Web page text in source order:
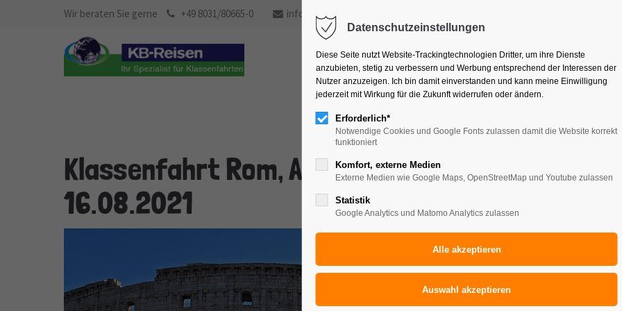
Wir beraten Sie gerne +49 8031/80665-0 info@kb-reisen.de
Klassenfahrten Pilgerreisen Studienreisen
Klassenfahrt Rom, Anne-Frank-
16.08.2021
Datenschutzeinstellungen
Diese Seite nutzt Website-Trackingtechnologien Dritter, um ihre Dienste
anzubieten, stetig zu verbessern und Werbung entsprechend der Interessen der
Nutzer anzuzeigen. Ich bin damit einverstanden und kann meine Einwilligung
jederzeit mit Wirkung für die Zukunft widerrufen oder ändern.
Erforderlich*
Notwendige Cookies und Google Fonts zulassen damit die Website korrekt
funktioniert
Komfort, externe Medien
Externe Medien wie Google Maps, OpenStreetMap und Youtube zulassen
Statistik
Google Analytics und Matomo Analytics zulassen